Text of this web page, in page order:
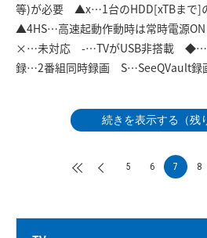
等)が必要 ▲x…1台のHDD[xTBまで]
▲4HS…高速起動作動時は常時電源
×…未対応 -…TVがUSB非搭載
録…2番組同時録画 S…SeeQVault録
続きを表示する（残
5 6 7 8